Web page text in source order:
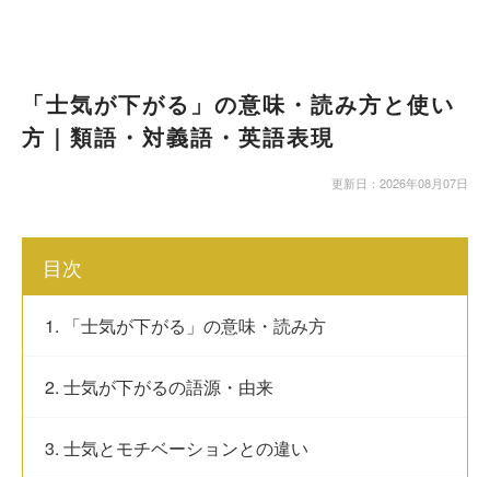
「士気が下がる」の意味・読み方と使い
方｜類語・対義語・英語表現
更新日：2026年08月07日
目次
1. 「士気が下がる」の意味・読み方
2. 士気が下がるの語源・由来
3. 士気とモチベーションとの違い